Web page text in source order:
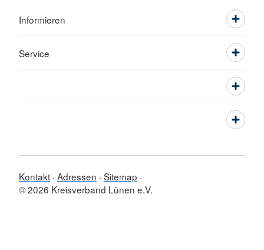
Informieren
Service
Kontakt Adressen Sitemap
© 2026 Kreisverband Lünen e.V.